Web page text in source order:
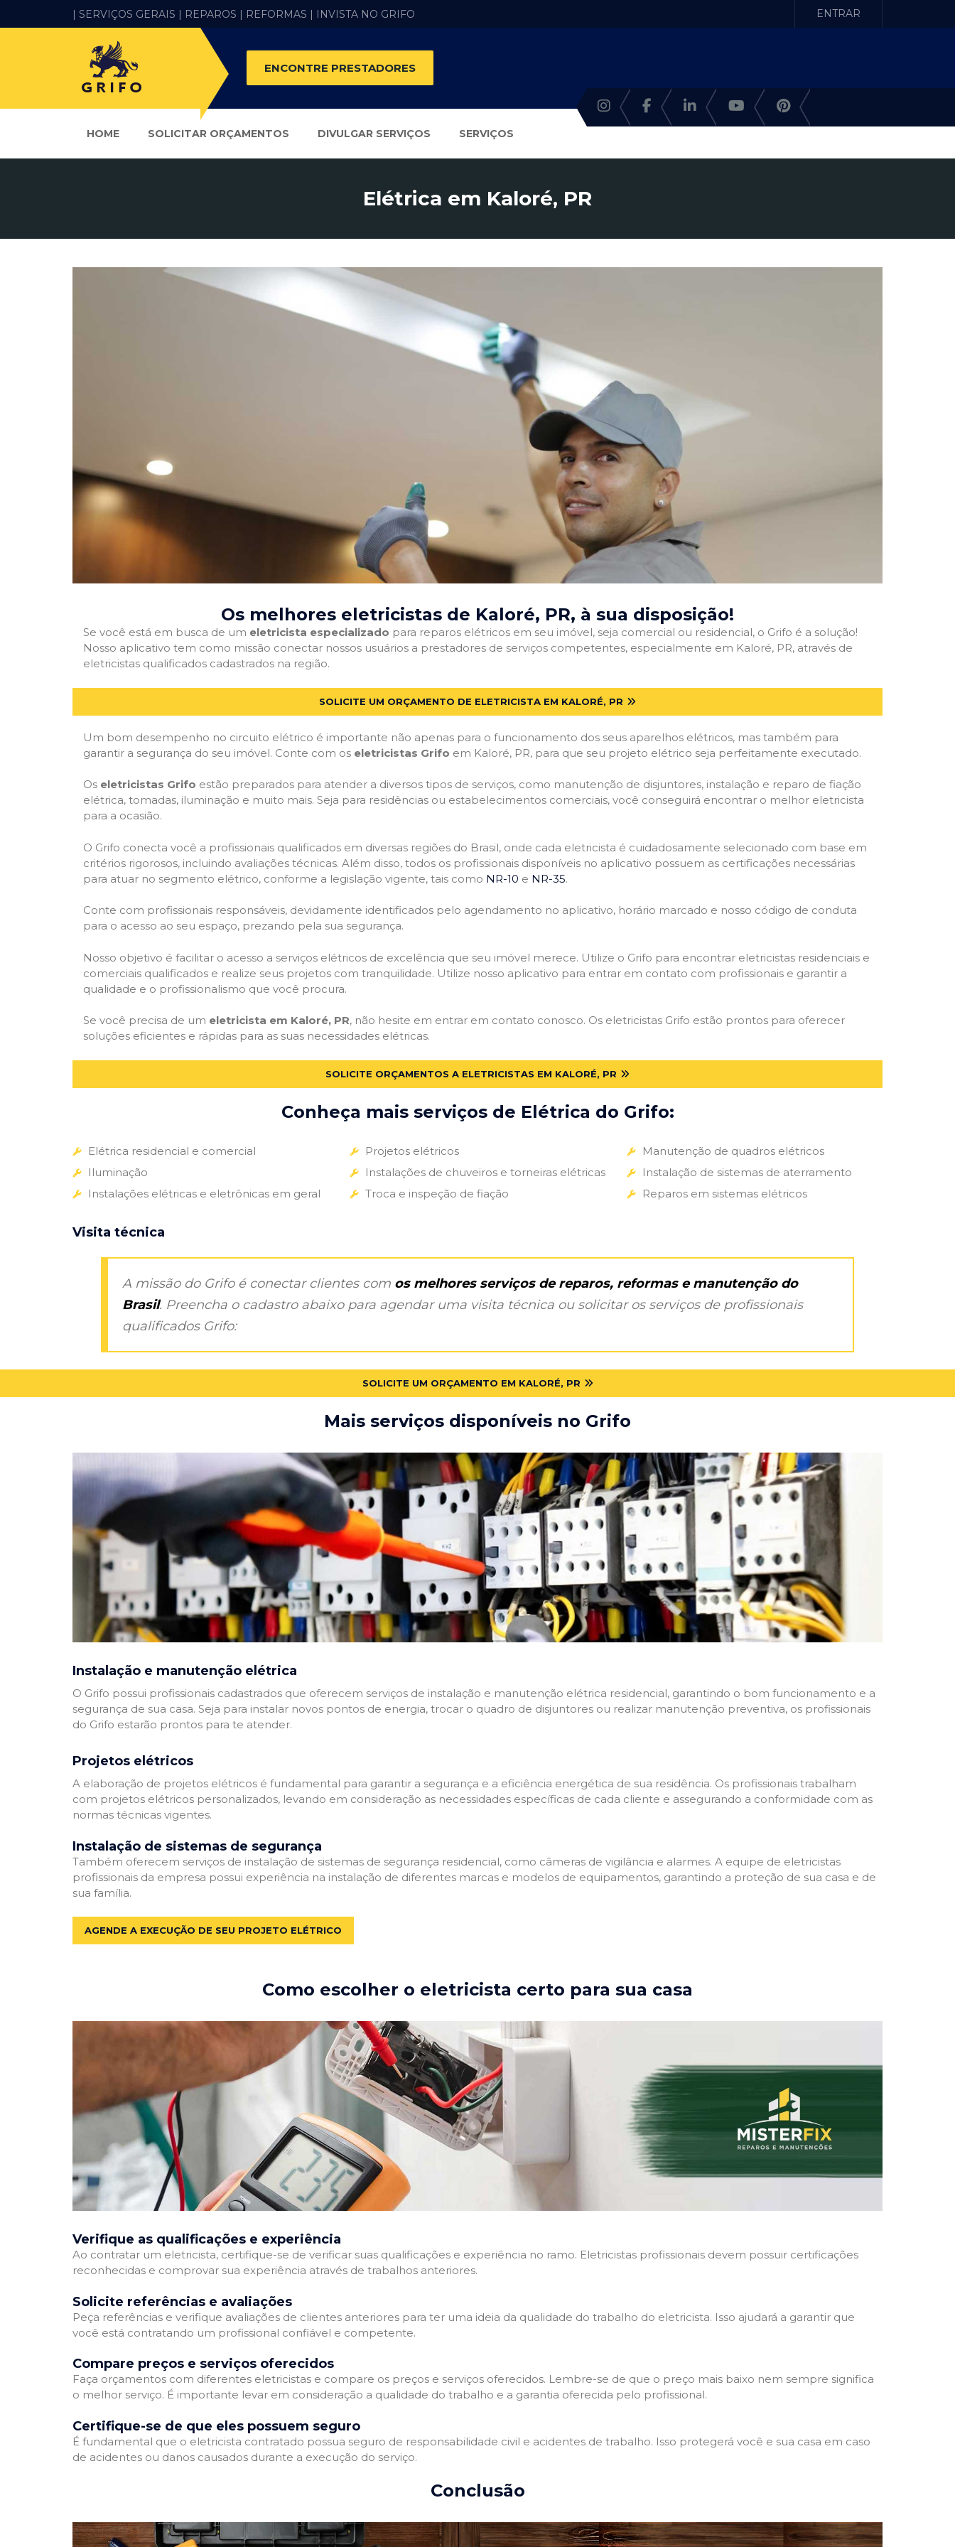
| SERVIÇOS GERAIS | REPAROS | REFORMAS | INVISTA NO GRIFO ENTRAR
ENCONTRE PRESTADORES
HOME SOLICITAR ORÇAMENTOS DIVULGAR SERVIÇOS SERVIÇOS
Elétrica em Kaloré, PR
Os melhores eletricistas de Kaloré, PR, à sua disposição!
Se você está em busca de um eletricista especializado para reparos elétricos em seu imóvel, seja comercial ou residencial, o Grifo é a solução!
Nosso aplicativo tem como missão conectar nossos usuários a prestadores de serviços competentes, especialmente em Kaloré, PR, através de
eletricistas qualificados cadastrados na região.
SOLICITE UM ORÇAMENTO DE ELETRICISTA EM KALORÉ, PR
Um bom desempenho no circuito elétrico é importante não apenas para o funcionamento dos seus aparelhos elétricos, mas também para
garantir a segurança do seu imóvel. Conte com os eletricistas Grifo em Kaloré, PR, para que seu projeto elétrico seja perfeitamente executado.
Os eletricistas Grifo estão preparados para atender a diversos tipos de serviços, como manutenção de disjuntores, instalação e reparo de fiação
elétrica, tomadas, iluminação e muito mais. Seja para residências ou estabelecimentos comerciais, você conseguirá encontrar o melhor eletricista
para a ocasião.
O Grifo conecta você a profissionais qualificados em diversas regiões do Brasil, onde cada eletricista é cuidadosamente selecionado com base em
critérios rigorosos, incluindo avaliações técnicas. Além disso, todos os profissionais disponíveis no aplicativo possuem as certificações necessárias
para atuar no segmento elétrico, conforme a legislação vigente, tais como NR-10 e NR-35.
Conte com profissionais responsáveis, devidamente identificados pelo agendamento no aplicativo, horário marcado e nosso código de conduta
para o acesso ao seu espaço, prezando pela sua segurança.
Nosso objetivo é facilitar o acesso a serviços elétricos de excelência que seu imóvel merece. Utilize o Grifo para encontrar eletricistas residenciais e
comerciais qualificados e realize seus projetos com tranquilidade. Utilize nosso aplicativo para entrar em contato com profissionais e garantir a
qualidade e o profissionalismo que você procura.
Se você precisa de um eletricista em Kaloré, PR, não hesite em entrar em contato conosco. Os eletricistas Grifo estão prontos para oferecer
soluções eficientes e rápidas para as suas necessidades elétricas.
SOLICITE ORÇAMENTOS A ELETRICISTAS EM KALORÉ, PR
Conheça mais serviços de Elétrica do Grifo:
Elétrica residencial e comercial
Iluminação
Instalações elétricas e eletrônicas em geral
Projetos elétricos
Instalações de chuveiros e torneiras elétricas
Troca e inspeção de fiação
Manutenção de quadros elétricos
Instalação de sistemas de aterramento
Reparos em sistemas elétricos
Visita técnica
A missão do Grifo é conectar clientes com os melhores serviços de reparos, reformas e manutenção do
Brasil. Preencha o cadastro abaixo para agendar uma visita técnica ou solicitar os serviços de profissionais
qualificados Grifo:
SOLICITE UM ORÇAMENTO EM KALORÉ, PR
Mais serviços disponíveis no Grifo
Instalação e manutenção elétrica
O Grifo possui profissionais cadastrados que oferecem serviços de instalação e manutenção elétrica residencial, garantindo o bom funcionamento e a
segurança de sua casa. Seja para instalar novos pontos de energia, trocar o quadro de disjuntores ou realizar manutenção preventiva, os profissionais
do Grifo estarão prontos para te atender.
Projetos elétricos
A elaboração de projetos elétricos é fundamental para garantir a segurança e a eficiência energética de sua residência. Os profissionais trabalham
com projetos elétricos personalizados, levando em consideração as necessidades específicas de cada cliente e assegurando a conformidade com as
normas técnicas vigentes.
Instalação de sistemas de segurança
Também oferecem serviços de instalação de sistemas de segurança residencial, como câmeras de vigilância e alarmes. A equipe de eletricistas
profissionais da empresa possui experiência na instalação de diferentes marcas e modelos de equipamentos, garantindo a proteção de sua casa e de
sua família.
AGENDE A EXECUÇÃO DE SEU PROJETO ELÉTRICO
Como escolher o eletricista certo para sua casa
Verifique as qualificações e experiência
Ao contratar um eletricista, certifique-se de verificar suas qualificações e experiência no ramo. Eletricistas profissionais devem possuir certificações
reconhecidas e comprovar sua experiência através de trabalhos anteriores.
Solicite referências e avaliações
Peça referências e verifique avaliações de clientes anteriores para ter uma ideia da qualidade do trabalho do eletricista. Isso ajudará a garantir que
você está contratando um profissional confiável e competente.
Compare preços e serviços oferecidos
Faça orçamentos com diferentes eletricistas e compare os preços e serviços oferecidos. Lembre-se de que o preço mais baixo nem sempre significa
o melhor serviço. É importante levar em consideração a qualidade do trabalho e a garantia oferecida pelo profissional.
Certifique-se de que eles possuem seguro
É fundamental que o eletricista contratado possua seguro de responsabilidade civil e acidentes de trabalho. Isso protegerá você e sua casa em caso
de acidentes ou danos causados durante a execução do serviço.
Conclusão